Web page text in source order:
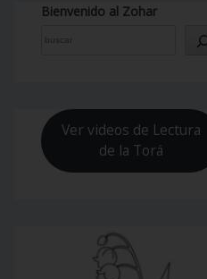
Bienvenido al Zohar
Ver videos de Lectura
de la Torá